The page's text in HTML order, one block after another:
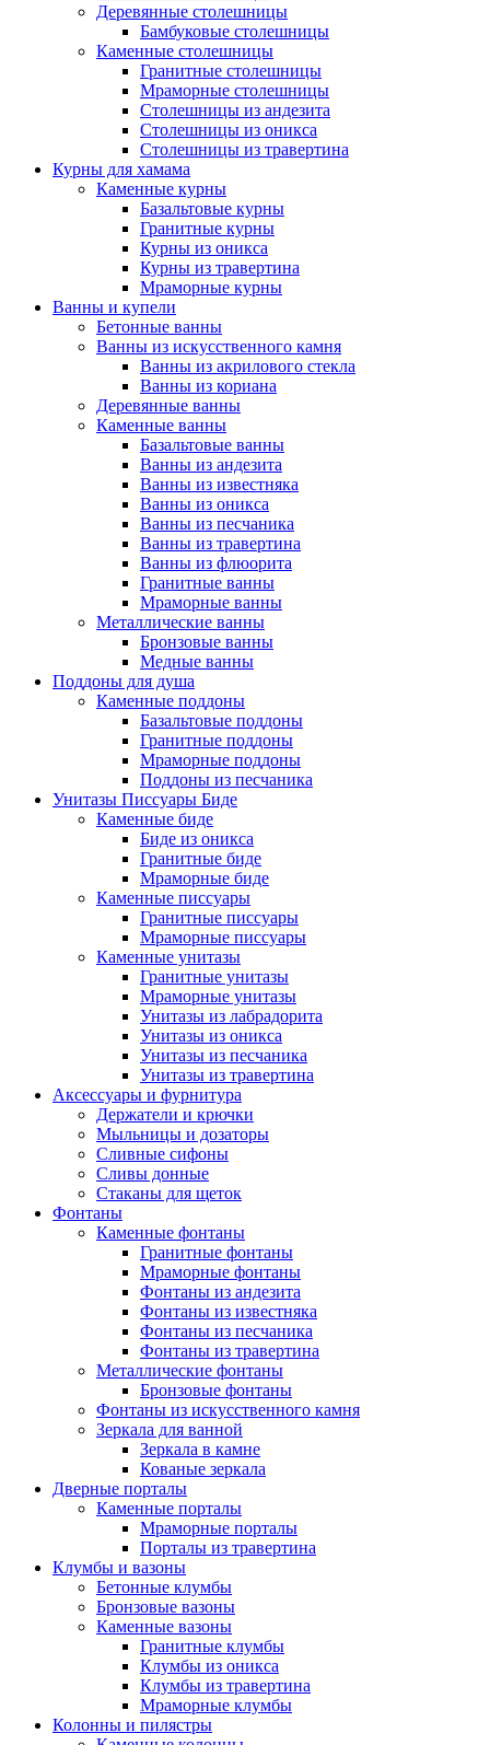
Деревянные столешницы
Бамбуковые столешницы
Каменные столешницы
Гранитные столешницы
Мраморные столешницы
Столешницы из андезита
Столешницы из оникса
Столешницы из травертина
Курны для хамама
Каменные курны
Базальтовые курны
Гранитные курны
Курны из оникса
Курны из травертина
Мраморные курны
Ванны и купели
Бетонные ванны
Ванны из искусственного камня
Ванны из акрилового стекла
Ванны из кориана
Деревянные ванны
Каменные ванны
Базальтовые ванны
Ванны из андезита
Ванны из известняка
Ванны из оникса
Ванны из песчаника
Ванны из травертина
Ванны из флюорита
Гранитные ванны
Мраморные ванны
Металлические ванны
Бронзовые ванны
Медные ванны
Поддоны для душа
Каменные поддоны
Базальтовые поддоны
Гранитные поддоны
Мраморные поддоны
Поддоны из песчаника
Унитазы Писсуары Биде
Каменные биде
Биде из оникса
Гранитные биде
Мраморные биде
Каменные писсуары
Гранитные писсуары
Мраморные писсуары
Каменные унитазы
Гранитные унитазы
Мраморные унитазы
Унитазы из лабрадорита
Унитазы из оникса
Унитазы из песчаника
Унитазы из травертина
Аксессуары и фурнитура
Держатели и крючки
Мыльницы и дозаторы
Сливные сифоны
Сливы донные
Стаканы для щеток
Фонтаны
Каменные фонтаны
Гранитные фонтаны
Мраморные фонтаны
Фонтаны из андезита
Фонтаны из известняка
Фонтаны из песчаника
Фонтаны из травертина
Металлические фонтаны
Бронзовые фонтаны
Фонтаны из искусственного камня
Зеркала для ванной
Зеркала в камне
Кованые зеркала
Дверные порталы
Каменные порталы
Мраморные порталы
Порталы из травертина
Клумбы и вазоны
Бетонные клумбы
Бронзовые вазоны
Каменные вазоны
Гранитные клумбы
Клумбы из оникса
Клумбы из травертина
Мраморные клумбы
Колонны и пилястры